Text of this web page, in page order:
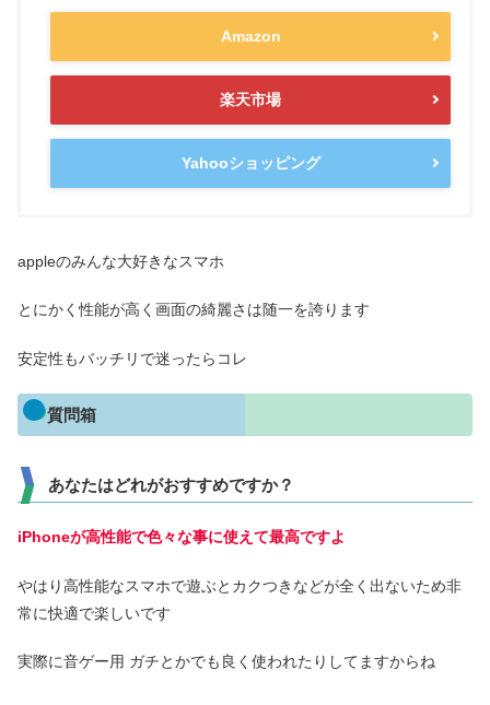
Amazon
楽天市場
Yahooショッピング
appleのみんな大好きなスマホ
とにかく性能が高く画面の綺麗さは随一を誇ります
安定性もバッチリで迷ったらコレ
質問箱
あなたはどれがおすすめですか？
iPhoneが高性能で色々な事に使えて最高ですよ
やはり高性能なスマホで遊ぶとカクつきなどが全く出ないため非
常に快適で楽しいです
実際に音ゲー用 ガチとかでも良く使われたりしてますからね